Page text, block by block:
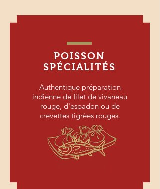
POISSON
SPÉCIALITÉS
Authentique préparation
indienne de filet de vivaneau
rouge, d'espadon ou de
crevettes tigrées rouges.